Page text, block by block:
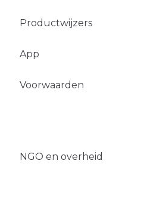
Productwijzers
App
Voorwaarden
NGO en overheid